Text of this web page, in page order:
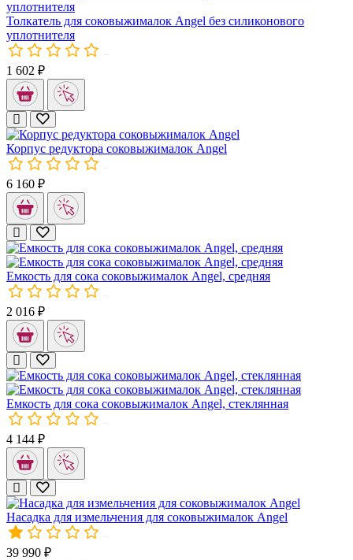
Толкатель без силиконового уплотнителя для соковыжималки
В комплекте: 1х Толкатель.
Корпус редуктора соковыжималок Angel
Емкость для сока соковыжималок Angel, средняя
Емкость для сока соковыжималок Angel, средняя. Объём: 900
Емкость для сока соковыжималок Angel, стеклянная
Емкость для сока соковыжималок Angel, стеклянная.
Толкатель для соковыжималок Angel без силиконового
уплотнителя
1 602 ₽
Корпус редуктора соковыжималок Angel
6 160 ₽
Емкость для сока соковыжималок Angel, средняя
2 016 ₽
Емкость для сока соковыжималок Angel, стеклянная
4 144 ₽
Насадка для измельчения для соковыжималок Angel
39 990 ₽